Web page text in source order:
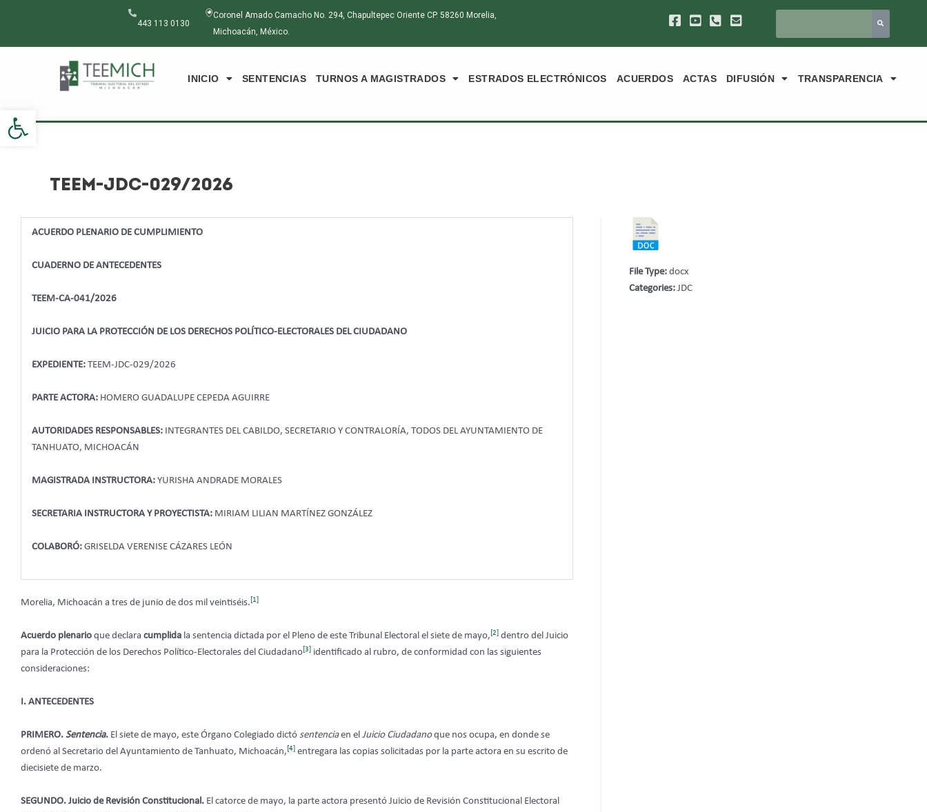
Abrir barra de herramientas
443 113 0130
Coronel Amado Camacho No. 294, Chapultepec Oriente CP. 58260 Morelia,
Michoacán, México.
INICIO SENTENCIAS TURNOS A MAGISTRADOS ESTRADOS ELECTRÓNICOS ACUERDOS ACTAS DIFUSIÓN TRANSPARENCIA
TEEM-JDC-029/2026
ACUERDO PLENARIO DE CUMPLIMIENTO
CUADERNO DE ANTECEDENTES
TEEM-CA-041/2026
JUICIO PARA LA PROTECCIÓN DE LOS DERECHOS POLÍTICO-ELECTORALES DEL CIUDADANO
EXPEDIENTE: TEEM-JDC-029/2026
PARTE ACTORA: HOMERO GUADALUPE CEPEDA AGUIRRE
AUTORIDADES RESPONSABLES: INTEGRANTES DEL CABILDO, SECRETARIO Y CONTRALORÍA, TODOS DEL AYUNTAMIENTO DE
TANHUATO, MICHOACÁN
MAGISTRADA INSTRUCTORA: YURISHA ANDRADE MORALES
SECRETARIA INSTRUCTORA Y PROYECTISTA: MIRIAM LILIAN MARTÍNEZ GONZÁLEZ
COLABORÓ: GRISELDA VERENISE CÁZARES LEÓN
Morelia, Michoacán a tres de junio de dos mil veintiséis. [1]
Acuerdo plenario que declara cumplida la sentencia dictada por el Pleno de este Tribunal Electoral el siete de mayo, [2]
dentro del Juicio
para la Protección de los Derechos Político-Electorales del Ciudadano [3]
identificado al rubro, de conformidad con las siguientes
consideraciones:
I. ANTECEDENTES
PRIMERO. Sentencia. El siete de mayo, este Órgano Colegiado dictó sentenciaen el Juicio Ciudadanoque nos ocupa, en donde se
ordenó al Secretario del Ayuntamiento de Tanhuato, Michoacán, [4] entregara las copias solicitadas por la parte actora en su escrito de
diecisiete de marzo.
SEGUNDO. Juicio de Revisión Constitucional. El catorce de mayo, la parte actora presentó Juicio de Revisión Constitucional Electoral
File Type:docx
Categories:JDC